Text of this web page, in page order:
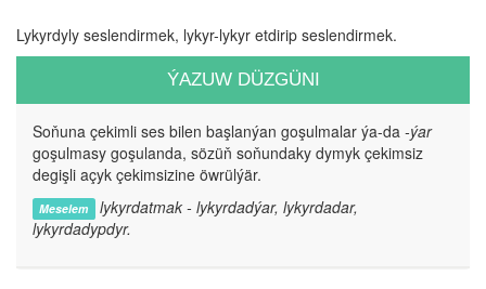
Lykyrdyly seslendirmek, lykyr-lykyr etdirip seslendirmek.
ÝAZUW DÜZGÜNI
Soňuna çekimli ses bilen başlanýan goşulmalar ýa-da -ýar
goşulmasy goşulanda, sözüň soňundaky dymyk çekimsiz
degişli açyk çekimsizine öwrülýär.
Meselem lykyrdatmak - lykyrdadýar, lykyrdadar,
lykyrdadypdyr.